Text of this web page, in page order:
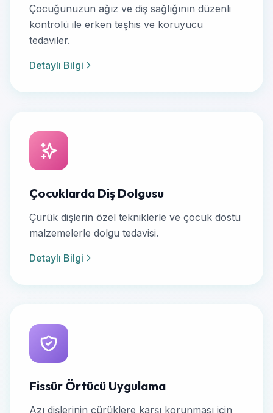
Çocuğunuzun ağız ve diş sağlığının düzenli
kontrolü ile erken teşhis ve koruyucu
tedaviler.
Detaylı Bilgi
Çocuklarda Diş Dolgusu
Çürük dişlerin özel tekniklerle ve çocuk dostu
malzemelerle dolgu tedavisi.
Detaylı Bilgi
Fissür Örtücü Uygulama
Azı dişlerinin çürüklere karşı korunması için